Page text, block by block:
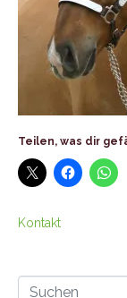
Teilen, was dir
Kontakt